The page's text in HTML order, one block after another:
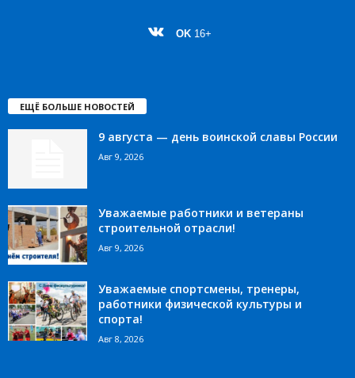
OK 16+
ЕЩЁ БОЛЬШЕ НОВОСТЕЙ
9 августа — день воинской славы России
Авг 9, 2026
Уважаемые работники и ветераны
строительной отрасли!
Авг 9, 2026
Уважаемые спортсмены, тренеры,
работники физической культуры и
спорта!
Авг 8, 2026